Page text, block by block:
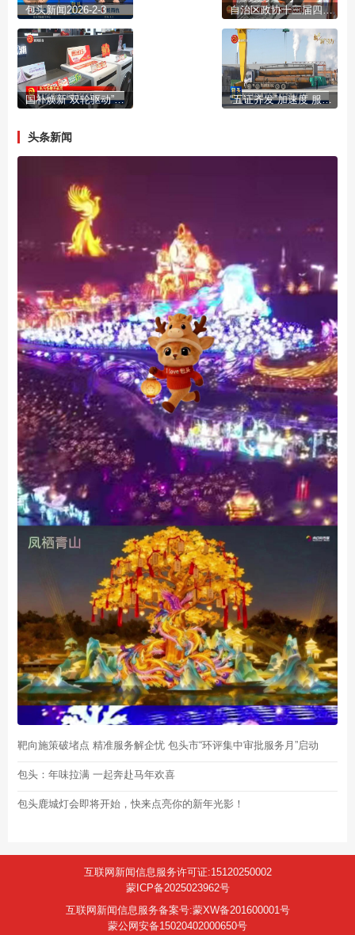
包头新闻2026-2-3 自治区政协十三届四次会议开幕
国补焕新“双轮驱动”激活市场活力 “五证齐发”加速度 服务民企“零距离”
头条新闻
靶向施策破堵点 精准服务解企忧 包头市“环评集中审批服务月”启动
包头：年味拉满 一起奔赴马年欢喜
包头鹿城灯会即将开始，快来点亮你的新年光影！
互联网新闻信息服务许可证:15120250002
蒙ICP备2025023962号
互联网新闻信息服务备案号:蒙XW备201600001号
蒙公网安备15020402000650号